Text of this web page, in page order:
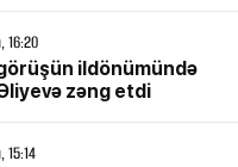
16:20
ildönümündə
Əliyevə zəng etdi
15:14